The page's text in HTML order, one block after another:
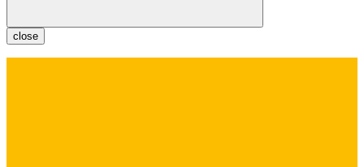
close